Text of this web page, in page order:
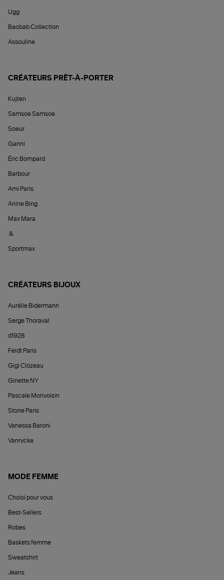
Ugg
Baobab Collection
Assouline
CRÉATEURS PRÊT-À-PORTER
Kujten
Samsoe Samsoe
Soeur
Ganni
Éric Bompard
Barbour
Ami Paris
Anine Bing
Max Mara
&
Sportmax
CRÉATEURS BIJOUX
Aurélie Bidermann
Serge Thoraval
d1928
Feidt Paris
Gigi Clozeau
Ginette NY
Pascale Monvoisin
Stone Paris
Vanessa Baroni
Vanrycke
MODE FEMME
Choisi pour vous
Best-Sellers
Robes
Baskets femme
Sweatshirt
Jeans